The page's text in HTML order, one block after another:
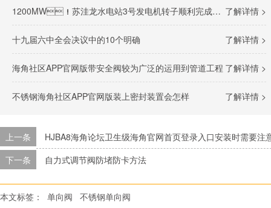
了解详情 >
1200MW！苏洼龙水电站3号发电机转子顺利完成吊装
了解详情 >
十九届六中全会决议中的10个明确
了解详情 >
海角社区APP官网版带安全阀较为广泛的运用到管道工程
了解详情 >
不锈钢海角社区APP官网版装上密封装置会怎样
上一条
HJBA8海角论坛卫生级海角官网首页登录入口安装时需要注
下一条
自力式调节阀防堵防卡方法
本文标签： 单向阀 不锈钢单向阀